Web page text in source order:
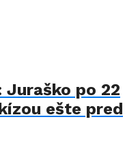
Juraško po 22
ešte pred